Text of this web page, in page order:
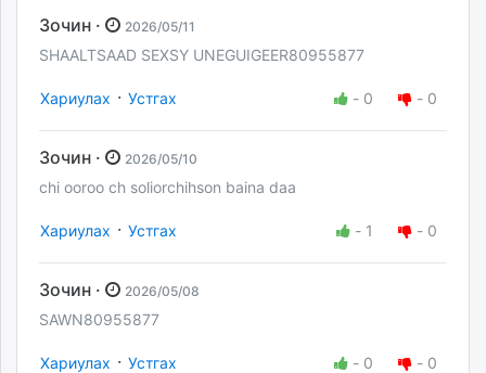
Зочин · 2026/05/11
SHAALTSAAD SEXSY UNEGUIGEER80955877
Хариулах · Устгах - 0 - 0
Зочин · 2026/05/10
chi ooroo ch soliorchihson baina daa
Хариулах · Устгах - 1 - 0
Зочин · 2026/05/08
SAWN80955877
Хариулах · Устгах - 0 - 0